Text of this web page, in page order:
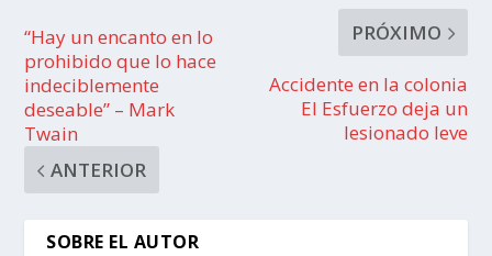
“Hay un encanto en lo
prohibido que lo hace
indeciblemente
deseable” – Mark
Twain
ANTERIOR
PRÓXIMO
Accidente en la colonia
El Esfuerzo deja un
lesionado leve
SOBRE EL AUTOR